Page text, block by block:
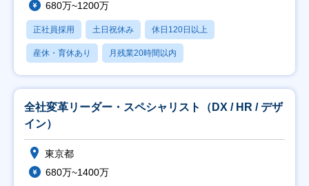
680万~1200万
正社員採用 土日祝休み 休日120日以上
産休・育休あり 月残業20時間以内
全社変革リーダー・スペシャリスト（DX / HR / デザ
イン）
東京都
680万~1400万